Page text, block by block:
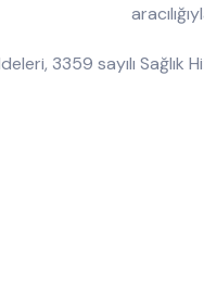
3359 sayılı